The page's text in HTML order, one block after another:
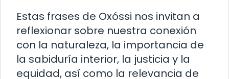
Estas frases de Oxóssi nos invitan a
reflexionar sobre nuestra conexión
con la naturaleza, la importancia de
la sabiduría interior, la justicia y la
equidad, así como la relevancia de